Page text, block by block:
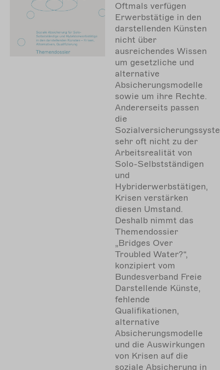
Oftmals verfügen
Erwerbstätige in den
darstellenden Künsten
nicht über
ausreichendes Wissen
um gesetzliche und
alternative
Absicherungsmodelle
sowie um ihre Rechte.
Andererseits passen
die
sehr oft nicht zu der
Arbeitsrealität von
Solo-Selbstständigen
und
Hybriderwerbstätigen,
Krisen verstärken
diesen Umstand.
Deshalb nimmt das
Themendossier
„Bridges Over
Troubled Water?“,
konzipiert vom
Bundesverband Freie
Darstellende Künste,
fehlende
Qualifikationen,
alternative
Absicherungsmodelle
und die Auswirkungen
von Krisen auf die
soziale Absicherung in